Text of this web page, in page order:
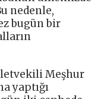
nedenle,
bugün bir
Meşhur
yaptığı